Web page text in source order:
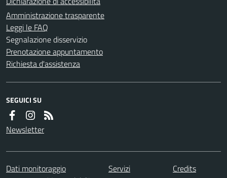
Amministrazione trasparente
Leggi le FAQ
Segnalazione disservizio
Prenotazione appuntamento
Richiesta d'assistenza
SEGUICI SU
Newsletter
Dati monitoraggio Servizi
Credits